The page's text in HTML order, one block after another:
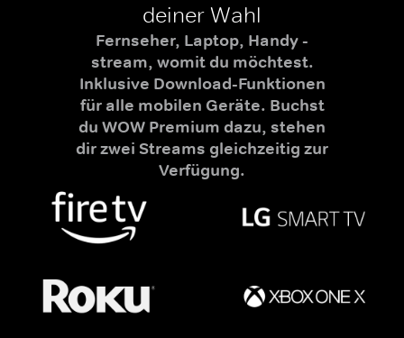
deiner Wahl
Fernseher, Laptop, Handy -
stream, womit du möchtest.
Inklusive Download-Funktionen
für alle mobilen Geräte. Buchst
du WOW Premium dazu, stehen
dir zwei Streams gleichzeitig zur
Verfügung.